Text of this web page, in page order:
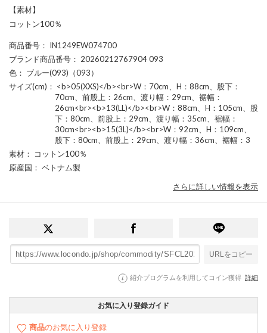
【素材】
コットン100％
商品番号 ： IN1249EW074700
ブランド商品番号 ： 20260212767904 093
色 ： ブルー(093)（093）
サイズ(cm) ： <b>05(XXS)</b><br>W：70cm、H：88cm、股下：
70cm、前股上：26cm、渡り幅：29cm、裾幅：
26cm<br><b>13(LL)</b><br>W：88cm、H：105cm、股
下：80cm、前股上：29cm、渡り幅：35cm、裾幅：
30cm<br><b>15(3L)</b><br>W：92cm、H：109cm、
股下：80cm、前股上：29cm、渡り幅：36cm、裾幅：3
素材 ： コットン100％
原産国 ： ベトナム製
さらに詳しい情報を表示
URLをコピー
紹介プログラムを利用してコイン獲得 詳細
お気に入り登録ガイド
商品のお気に入り登録